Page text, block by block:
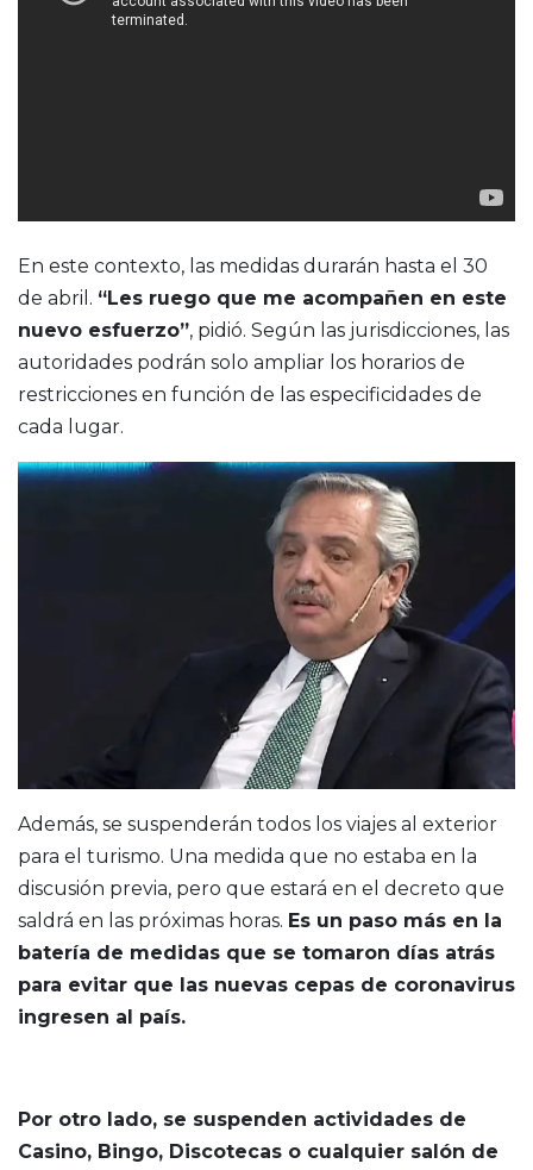
En este contexto, las medidas durarán hasta el 30
de abril. “Les ruego que me acompañen en este
nuevo esfuerzo”, pidió. Según las jurisdicciones, las
autoridades podrán solo ampliar los horarios de
restricciones en función de las especificidades de
cada lugar.
Además, se suspenderán todos los viajes al exterior
para el turismo. Una medida que no estaba en la
discusión previa, pero que estará en el decreto que
saldrá en las próximas horas. Es un paso más en la
batería de medidas que se tomaron días atrás
para evitar que las nuevas cepas de coronavirus
ingresen al país.
Por otro lado, se suspenden actividades de
Casino, Bingo, Discotecas o cualquier salón de